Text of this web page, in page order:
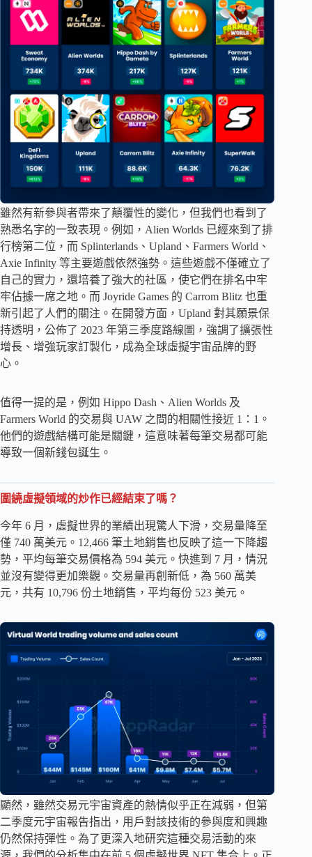
雖然有新參與者帶來了顛覆性的變化，但我們也看到了
熟悉名字的一致表現。例如，Alien Worlds 已經來到了排
行榜第二位，而 Splinterlands、Upland、Farmers World、
Axie Infinity 等主要遊戲依然強勢。這些遊戲不僅確立了
自己的實力，還培養了強大的社區，使它們在排名中牢
牢佔據一席之地。而 Joyride Games 的 Carrom Blitz 也重
新引起了人們的關注。在開發方面，Upland 對其願景保
持透明，公佈了 2023 年第三季度路線圖，強調了擴張性
增長、增強玩家訂製化，成為全球虛擬宇宙品牌的野
心。
值得一提的是，例如 Hippo Dash、Alien Worlds 及
Farmers World 的交易與 UAW 之間的相關性接近 1：1。
他們的遊戲結構可能是關鍵，這意味著每筆交易都可能
導致一個新錢包誕生。
圍繞虛擬領域的炒作已經結束了嗎？
今年 6 月，虛擬世界的業績出現驚人下滑，交易量降至
僅 740 萬美元。12,466 筆土地銷售也反映了這一下降趨
勢，平均每筆交易價格為 594 美元。快進到 7 月，情況
並沒有變得更加樂觀。交易量再創新低，為 560 萬美
元，共有 10,796 份土地銷售，平均每份 523 美元。
顯然，雖然交易元宇宙資產的熱情似乎正在減弱，但第
二季度元宇宙報告指出，用戶對該技術的參與度和興趣
仍然保持彈性。為了更深入地研究這種交易活動的來